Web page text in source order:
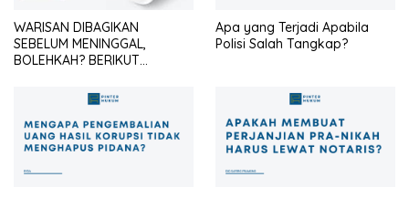
WARISAN DIBAGIKAN
SEBELUM MENINGGAL,
BOLEHKAH? BERIKUT
Apa yang Terjadi Apabila
Polisi Salah Tangkap?